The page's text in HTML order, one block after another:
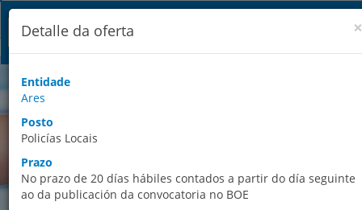
×
Detalle da oferta
Entidade
Ares
Posto
Policías Locais
Prazo
No prazo de 20 días hábiles contados a partir do día seguinte
ao da publicación da convocatoria no BOE